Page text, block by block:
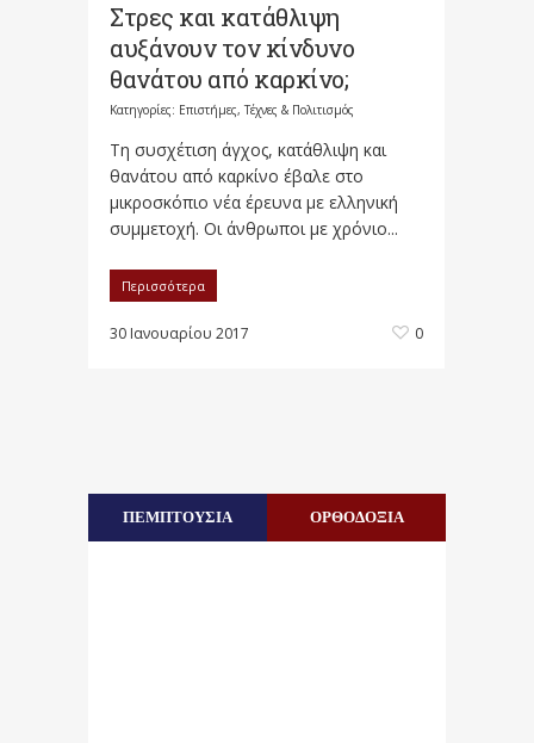
Στρες και κατάθλιψη
αυξάνουν τον κίνδυνο
θανάτου από καρκίνο;
Κατηγορίες: Επιστήμες, Τέχνες & Πολιτισμός
Τη συσχέτιση άγχος, κατάθλιψη και
θανάτου από καρκίνο έβαλε στο
μικροσκόπιο νέα έρευνα με ελληνική
συμμετοχή. Οι άνθρωποι με χρόνιο...
Περισσότερα
30 Ιανουαρίου 2017 0
ΠΕΜΠΤΟΥΣΙΑ ΟΡΘΟΔΟΞΙΑ